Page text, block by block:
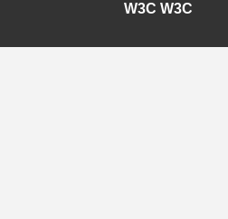
W3C W3C